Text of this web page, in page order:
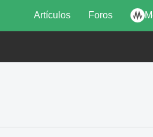
Artículos Foros